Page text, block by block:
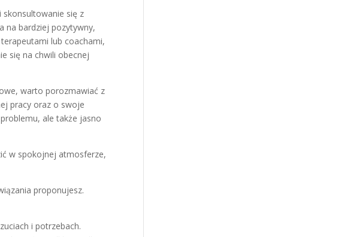
się z
na bardziej pozytywny,
lub coachami,
się na chwili obecnej
warto porozmawiać z
pracy oraz o swoje
ale także jasno
w spokojnej atmosferze,
proponujesz.
i potrzebach.